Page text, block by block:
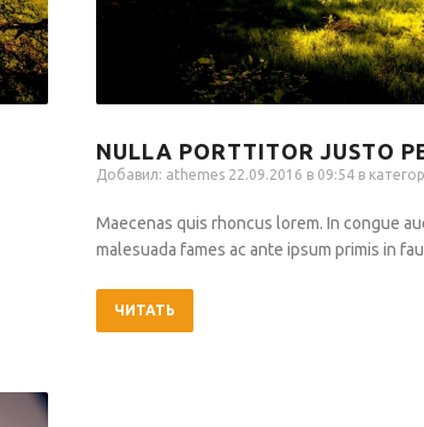
NULLA PORTTITOR JUSTO
Добавил: athemes 22.09.2016 в 09:54 в
Maecenas quis rhoncus lorem. In congue
malesuada fames ac ante ipsum primis in
ЧИТАТЬ